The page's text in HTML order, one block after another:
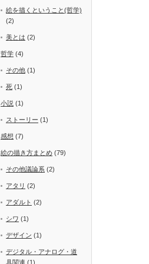
絵を描くということ(哲学)
(2)
美とは (2)
哲学 (4)
その他 (1)
死 (1)
小説 (1)
ストーリー (1)
感想 (7)
絵の描き方まとめ (79)
その他議論系 (2)
アタリ (2)
アダルト (2)
シワ (1)
デザイン (1)
デジタル・アナログ・道
具関連 (1)